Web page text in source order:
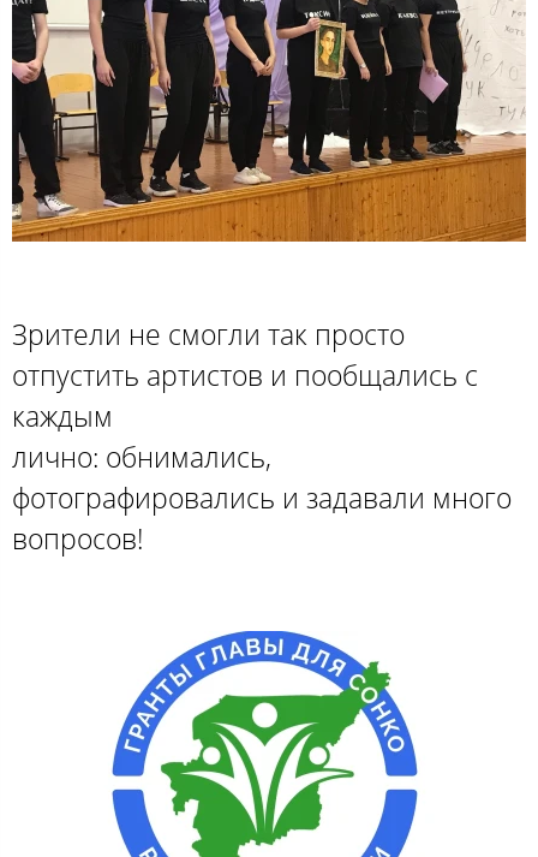
Зрители не смогли так просто
отпустить артистов и пообщались с
каждым
лично: обнимались,
фотографировались и задавали много
вопросов!